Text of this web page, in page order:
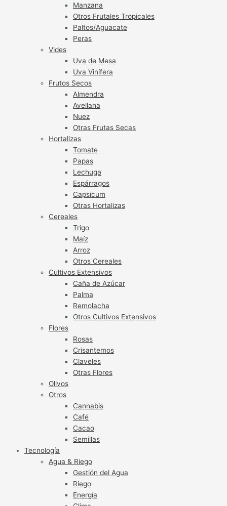
Manzana
Otros Frutales Tropicales
Paltos/Aguacate
Peras
Vides
Uva de Mesa
Uva Vinífera
Frutos Secos
Almendra
Avellana
Nuez
Otras Frutas Secas
Hortalizas
Tomate
Papas
Lechuga
Espárragos
Capsicum
Otras Hortalizas
Cereales
Trigo
Maíz
Arroz
Otros Cereales
Cultivos Extensivos
Caña de Azúcar
Palma
Remolacha
Otros Cultivos Extensivos
Flores
Rosas
Crisantemos
Claveles
Otras Flores
Olivos
Otros
Cannabis
Café
Cacao
Semillas
Tecnología
Agua & Riego
Gestión del Agua
Riego
Energía